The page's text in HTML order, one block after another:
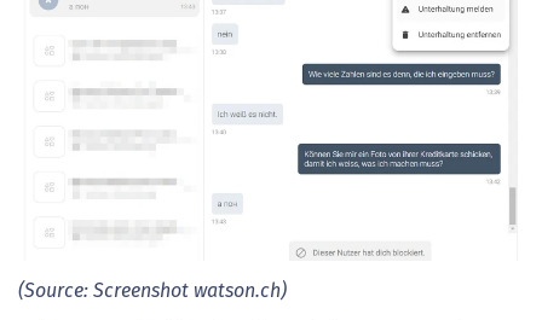
(Source: Screenshot watson.ch)